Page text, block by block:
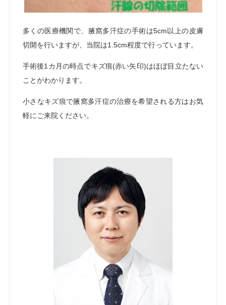
多くの医療機関で、腋窩多汗症の手術は5cm以上の皮膚
切開を行いますが、当院は1.5cm程度で行っています。
手術後1カ月の時点でキズ痕(赤い矢印)はほぼ目立たない
ことがわかります。
小さなキズ痕で腋窩多汗症の治療を希望される方はお気
軽にご来院ください。